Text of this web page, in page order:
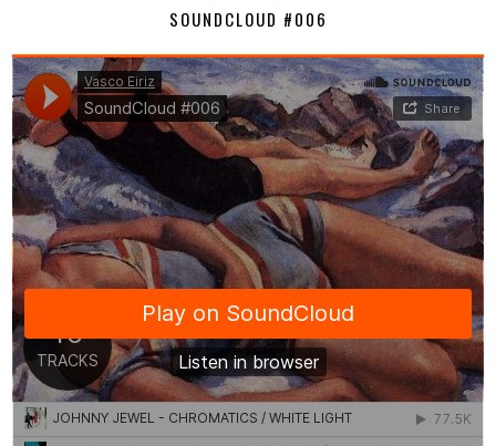
SOUNDCLOUD #006